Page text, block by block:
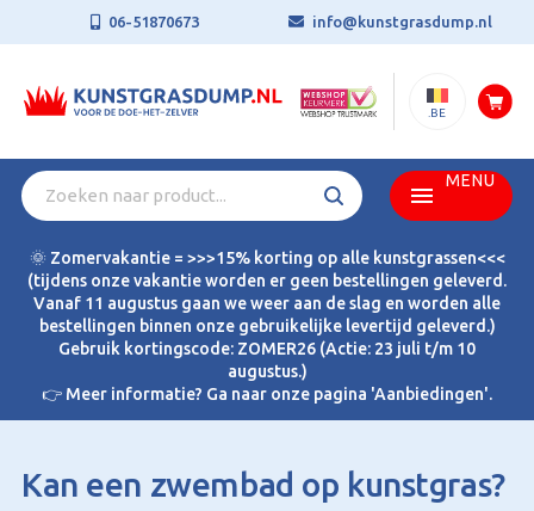
06-51870673 info@kunstgrasdump.nl
.BE
MENU
🌞 Zomervakantie = >>>15% korting op alle kunstgrassen<<<
(tijdens onze vakantie worden er geen bestellingen geleverd.
Vanaf 11 augustus gaan we weer aan de slag en worden alle
bestellingen binnen onze gebruikelijke levertijd geleverd.)
Gebruik kortingscode: ZOMER26 (Actie: 23 juli t/m 10
augustus.)
👉 Meer informatie? Ga naar onze pagina 'Aanbiedingen'.
Kan een zwembad op kunstgras?